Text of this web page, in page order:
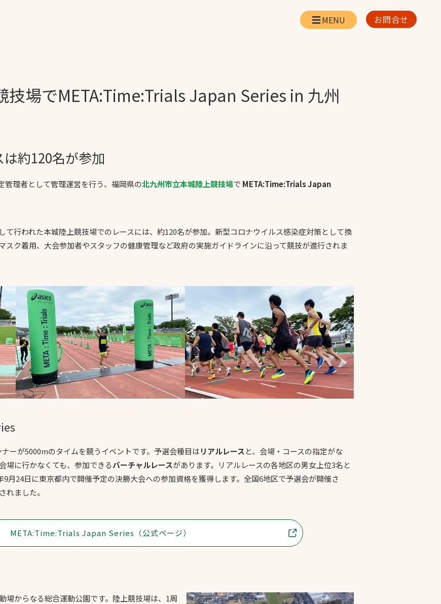
全天候舗装
クレイ（土）舗装
防球設備
スポーツターフ（芝
生）
暑さ対策
社長挨拶
採用情報
プライバシーポリシ
ソーシャルメディア
ポリシー
検索
お問合せ
技場でMETA:Time:Trials Japan Series in 九州
約120名が参加
管理者として管理運営を行う、福岡県の北九州市立本城陸上競技場で META:Time:Trials Japan
て行われた本城陸上競技場でのレースには、約120名が参加。新型コロナウイルス感染症対策として換
スク着用、大会参加者やスタッフの健康管理など政府の実施ガイドラインに沿って競技が進行されま
ーが5000mのタイムを競うイベントです。予選会種目はリアルレースと、会場・コースの指定がな
場に行かなくても、参加できるバーチャルレースがあります。リアルレースの各地区の男女上位3名と
月24日に東京都内で開催予定の決勝大会への参加資格​を獲得します。全国6地区で予選会が開催さ
れました。
META:Time:Trials Japan Series（公式ページ）
場からなる総合運動公園です。陸上競技場は、1周